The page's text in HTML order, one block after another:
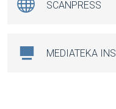
SCANPRESS
MEDIATEKA